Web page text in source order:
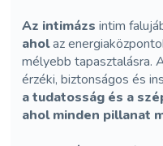
Az intimázs intim
aholaz
mélyebb tapasztalásra.
érzéki, biztonságos és
a tudatosság és a
ahol minden pillanat